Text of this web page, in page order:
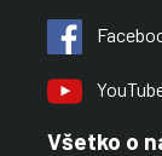
Všetko o